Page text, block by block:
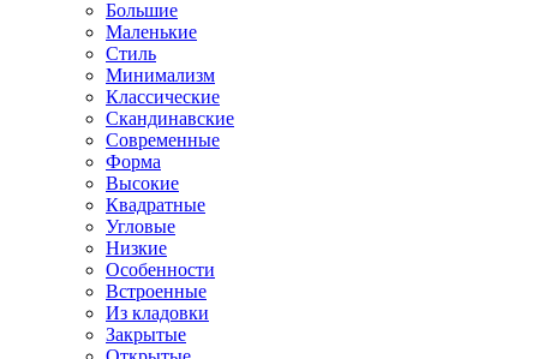
Большие
Маленькие
Стиль
Минимализм
Классические
Скандинавские
Современные
Форма
Высокие
Квадратные
Угловые
Низкие
Особенности
Встроенные
Из кладовки
Закрытые